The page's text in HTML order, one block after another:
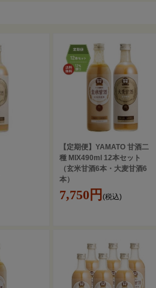
【定期便】YAMATO 甘酒二
種 MIX490ml 12本セット
（玄米甘酒6本・大麦甘酒6
本）
7,750円 (税込)